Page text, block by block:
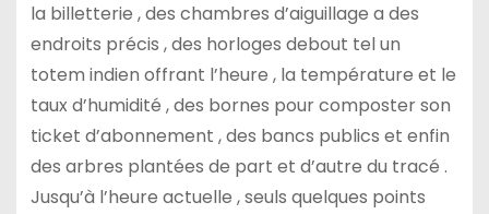
la billetterie , des chambres d’aiguillage a des
endroits précis ,des horloges debout tel un
totem indien offrant l’heure , la température et le
taux d’humidité , des bornes pour composter son
ticket d’abonnement , des bancs publics et enfin
des arbres plantées de part et d’autre du tracé .
Jusqu’à l’heure actuelle , seuls quelques points